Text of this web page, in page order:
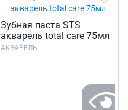
Зубная паста STS
акварель total care 75мл
АКВАРЕЛЬ